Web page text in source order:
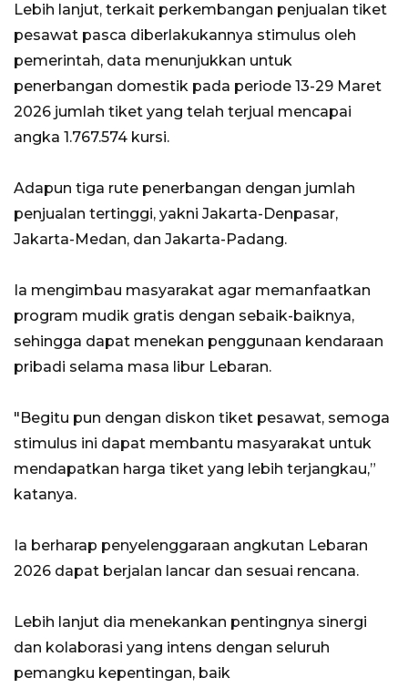
Lebih lanjut, terkait perkembangan penjualan tiket
pesawat pasca diberlakukannya stimulus oleh
pemerintah, data menunjukkan untuk
penerbangan domestik pada periode 13-29 Maret
2026 jumlah tiket yang telah terjual mencapai
angka 1.767.574 kursi.
Adapun tiga rute penerbangan dengan jumlah
penjualan tertinggi, yakni Jakarta-Denpasar,
Jakarta-Medan, dan Jakarta-Padang.
Ia mengimbau masyarakat agar memanfaatkan
program mudik gratis dengan sebaik-baiknya,
sehingga dapat menekan penggunaan kendaraan
pribadi selama masa libur Lebaran.
"Begitu pun dengan diskon tiket pesawat, semoga
stimulus ini dapat membantu masyarakat untuk
mendapatkan harga tiket yang lebih terjangkau,”
katanya.
Ia berharap penyelenggaraan angkutan Lebaran
2026 dapat berjalan lancar dan sesuai rencana.
Lebih lanjut dia menekankan pentingnya sinergi
dan kolaborasi yang intens dengan seluruh
pemangku kepentingan, baik